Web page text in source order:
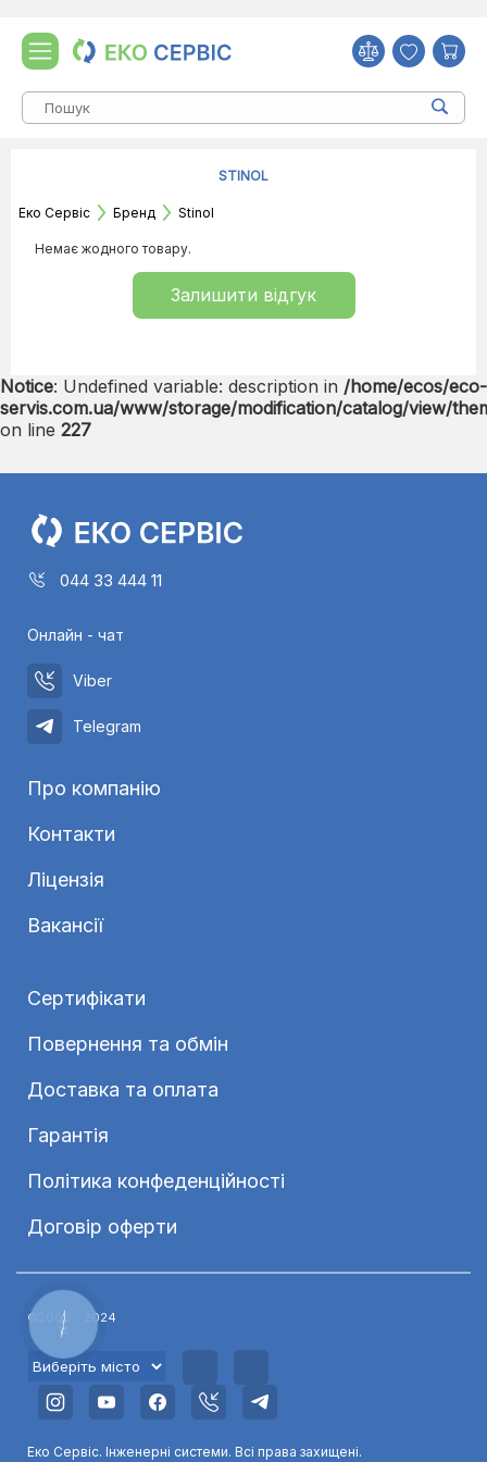
STINOL
Еко Сервіс Бренд Stinol
Немає жодного товару.
Залишити відгук
Notice: Undefined variable: description in /home/ecos/eco-
servis.com.ua/www/storage/modification/catalog/view/
on line 227
044 33 444 11
Онлайн - чат
Viber
Telegram
Про компанію
Контакти
Ліцензія
Вакансії
Сертифікати
Повернення та обмін
Доставка та оплата
Гарантія
Політика конфеденційності
Договір оферти
©2006 - 2024
Еко Сервіс. Інженерні системи. Всі права захищені.
КНОПКА
ЗВ'ЯЗКУ